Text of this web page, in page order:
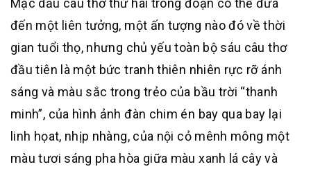
Mặc dầu câu thơ thứ hai trong đoạn có thể đưa
đến một liên tưởng, một ấn tượng nào đó về thời
gian tuổi thọ, nhưng chủ yếu toàn bộ sáu câu thơ
đầu tiên là một bức tranh thiên nhiên rực rỡ ánh
sáng và màu sắc trong trẻo của bầu trời “thanh
minh”, của hình ảnh đàn chim én bay qua bay lại
linh họat, nhịp nhàng, của nội cỏ mênh mông một
màu tươi sáng pha hòa giữa màu xanh lá cây và